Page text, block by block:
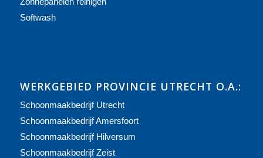
Softwash
WERKGEBIED PROVINCIE UTRECHT O.A.:
Schoonmaakbedrijf Utrecht
Schoonmaakbedrijf Amersfoort
Schoonmaakbedrijf Hilversum
Schoonmaakbedrijf Zeist